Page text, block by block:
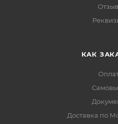
КАК
Доставка по